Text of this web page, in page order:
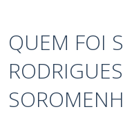
QUEM FOI
RODRIGUES